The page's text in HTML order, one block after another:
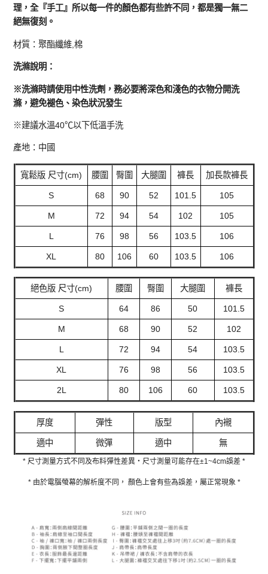
理，全『手工』所以每一件的顏色都有些許不同，都是獨一無二
絕無復刻。
材質：聚酯纖維,棉
洗滌說明：
※洗滌時請使用中性洗劑，務必要將深色和淺色的衣物分開洗
滌，避免褪色、染色狀況發生
※建議水溫40℃以下低溫手洗
產地：中國
寬鬆版 尺寸(cm) 腰圍 臀圍 大腿圍 褲長 加長款褲長
S 68 90 52 101.5 105
M 72 94 54 102 105
L 76 98 56 103.5 106
XL 80 106 60 103.5 106
絕色版 尺寸(cm) 腰圍 臀圍 大腿圍 褲長
S 64 86 50 101.5
M 68 90 52 102
L 72 94 54 103.5
XL 76 98 56 103.5
2L 80 106 60 103.5
厚度 彈性 版型 內襯
適中 微彈 適中 無
* 尺寸測量方式不同及布料彈性差異‧尺寸測量可能存在±1~4cm誤差 *
* 由於電腦螢幕的解析度不同， 顏色上會有些為誤差，屬正常現象 *